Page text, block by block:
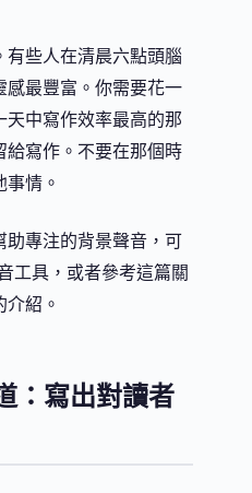
有些人在清晨六點頭腦
感最豐富。你需要花一
天中寫作效率最高的那
給寫作。不要在那個時
情。
助專注的背景聲音，可
工具，或者參考這篇關
介紹。
：寫出對讀者